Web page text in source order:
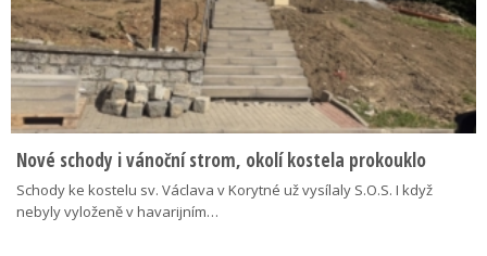
Nové schody i vánoční strom, okolí kostela prokouklo
Schody ke kostelu sv. Václava v Korytné už vysílaly S.O.S. I když
nebyly vyloženě v havarijním…